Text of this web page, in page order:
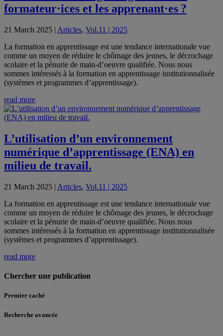
formateur·ices et les apprenant·es ?
21 March 2025 | Articles, Vol.11 | 2025
La formation en apprentissage est une tendance internationale vue
comme un moyen de réduire le chômage des jeunes, le décrochage
scolaire et la pénurie de main-d’oeuvre qualifiée. Nous nous
sommes intéressés à la formation en apprentissage institutionnalisée
(systèmes et programmes d’apprentissage).
read more
L’utilisation d’un environnement
numérique d’apprentissage (ENA) en
milieu de travail.
21 March 2025 | Articles, Vol.11 | 2025
La formation en apprentissage est une tendance internationale vue
comme un moyen de réduire le chômage des jeunes, le décrochage
scolaire et la pénurie de main-d’oeuvre qualifiée. Nous nous
sommes intéressés à la formation en apprentissage institutionnalisée
(systèmes et programmes d’apprentissage).
read more
Chercher une publication
Premier caché
Recherche avancée